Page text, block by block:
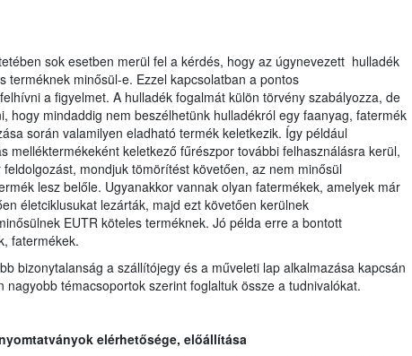
sok esetben merül fel a kérdés, hogy az úgynevezett hulladék
terméknek minősül-e. Ezzel kapcsolatban a pontos
a figyelmet. A hulladék fogalmát külön törvény szabályozza, de
hogy mindaddig nem beszélhetünk hulladékról egy faanyag, fatermék
során valamilyen eladható termék keletkezik. Így például
melléktermékeként keletkező fűrészpor további felhasználásra kerül,
mondjuk tömörítést követően, az nem minősül
lesz belőle. Ugyanakkor vannak olyan fatermékek, amelyek már
életciklusukat lezárták, majd ezt követően kerülnek
EUTR köteles terméknek. Jó példa erre a bontott
fatermékek.
bizonytalanság a szállítójegy és a műveleti lap alkalmazása kapcsán
nagyobb témacsoportok szerint foglaltuk össze a tudnivalókat.
elérhetősége, előállítása